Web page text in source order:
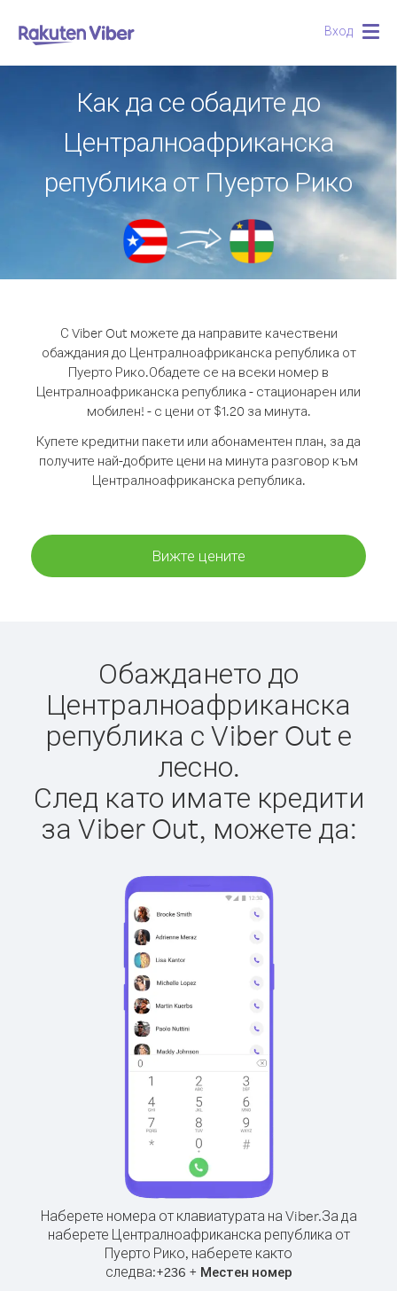
Вход
Как да се обадите до
Централноафриканска
република от Пуерто Рико
С Viber Out можете да направите качествени
обаждания до Централноафриканска република от
Пуерто Рико.Обадете се на всеки номер в
Централноафриканска република - стационарен или
мобилен! - с цени от $1.20 за минута.
Купете кредитни пакети или абонаментен план, за да
получите най-добрите цени на минута разговор към
Централноафриканска република.
Вижте цените
Обаждането до
Централноафриканска
република с Viber Out е
лесно.
След като имате кредити
за Viber Out, можете да:
Наберете номера от клавиатурата на Viber.За да
наберете Централноафриканска република от
Пуерто Рико, наберете както
следва:+236 + Местен номер